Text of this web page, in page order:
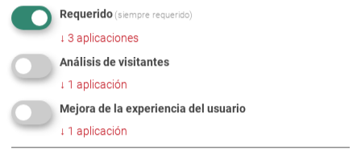
Requerido (siempre requerido)
↓ 3 aplicaciones
Análisis de visitantes
↓ 1 aplicación
Mejora de la experiencia del usuario
↓ 1 aplicación